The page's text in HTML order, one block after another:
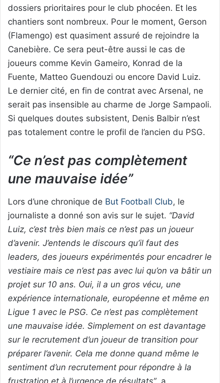
dossiers prioritaires pour le club phocéen. Et les
chantiers sont nombreux. Pour le moment, Gerson
(Flamengo) est quasiment assuré de rejoindre la
Canebière. Ce sera peut-être aussi le cas de
joueurs comme Kevin Gameiro, Konrad de la
Fuente, Matteo Guendouzi ou encore David Luiz.
Le dernier cité, en fin de contrat avec Arsenal, ne
serait pas insensible au charme de Jorge Sampaoli.
Si quelques doutes subsistent, Denis Balbir n’est
pas totalement contre le profil de l’ancien du PSG.
“Ce n’est pas complètement
une mauvaise idée”
Lors d’une chronique de But Football Club, le
journaliste a donné son avis sur le sujet. “David
Luiz, c’est très bien mais ce n’est pas un joueur
d’avenir. J’entends le discours qu’il faut des
leaders, des joueurs expérimentés pour encadrer le
vestiaire mais ce n’est pas avec lui qu’on va bâtir un
projet sur 10 ans. Oui, il a un gros vécu, une
expérience internationale, européenne et même en
Ligue 1 avec le PSG. Ce n’est pas complètement
une mauvaise idée. Simplement on est davantage
sur le recrutement d’un joueur de transition pour
préparer l’avenir. Cela me donne quand même le
sentiment d’un recrutement pour répondre à la
frustration et à l’urgence de résultats”, a